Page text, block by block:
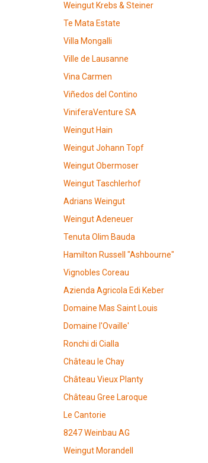
Weingut Krebs & Steiner
Te Mata Estate
Villa Mongalli
Ville de Lausanne
Vina Carmen
Viñedos del Contino
ViniferaVenture SA
Weingut Hain
Weingut Johann Topf
Weingut Obermoser
Weingut Taschlerhof
Adrians Weingut
Weingut Adeneuer
Tenuta Olim Bauda
Hamilton Russell "Ashbourne"
Vignobles Coreau
Azienda Agricola Edi Keber
Domaine Mas Saint Louis
Domaine l'Ovaille'
Ronchi di Cialla
Château le Chay
Château Vieux Planty
Château Gree Laroque
Le Cantorie
8247 Weinbau AG
Weingut Morandell